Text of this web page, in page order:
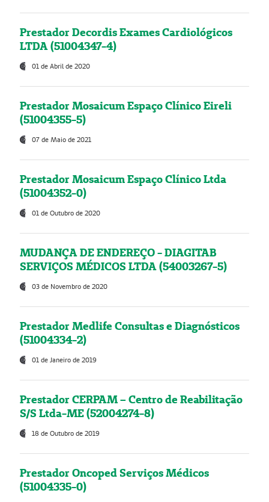
Prestador Decordis Exames Cardiológicos
LTDA (51004347-4)
01 de Abril de 2020
Prestador Mosaicum Espaço Clínico Eireli
(51004355-5)
07 de Maio de 2021
Prestador Mosaicum Espaço Clínico Ltda
(51004352-0)
01 de Outubro de 2020
MUDANÇA DE ENDEREÇO - DIAGITAB
SERVIÇOS MÉDICOS LTDA (54003267-5)
03 de Novembro de 2020
Prestador Medlife Consultas e Diagnósticos
(51004334-2)
01 de Janeiro de 2019
Prestador CERPAM – Centro de Reabilitação
S/S Ltda-ME (52004274-8)
18 de Outubro de 2019
Prestador Oncoped Serviços Médicos
(51004335-0)